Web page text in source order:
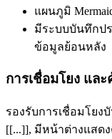
แผนภูมิ
มีระบบบันทึกปร
ข้อมูลย้อนหลัง
การเชื่อมโยง แล
รองรับการเชื่อมโยง
[[...]], มีหน้าต่างแสด